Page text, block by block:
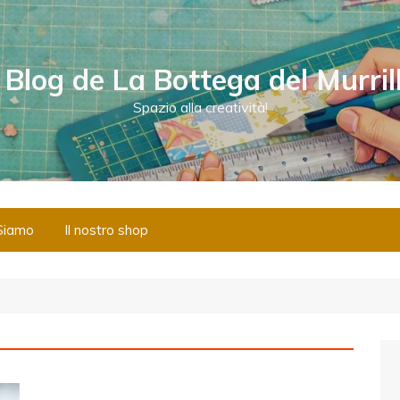
de La Bottega del
Spazio alla creatività!
Il nostro shop